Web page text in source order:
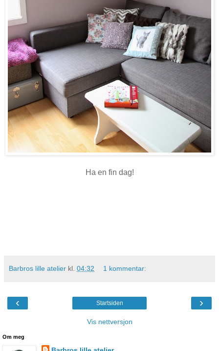
Ha en fin dag!
Barbros lille atelier kl. 04:32 1 kommentar:
‹ ›
Startsiden
Vis nettversjon
Om meg